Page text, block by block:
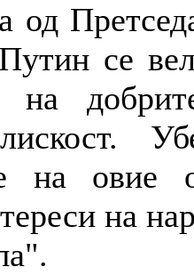
од
се
на
на овие
на